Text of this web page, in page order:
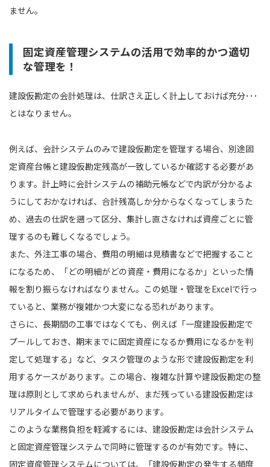
ません。
固定資産管理システムの活用で効率的かつ適切
な管理を！
建設仮勘定の会計処理は、仕訳さえ正しく計上しておけば充分･･･
とはなりません。
例えば、会計システムのみで建設仮勘定を管理する場合、別途固
定資産台帳と建設仮勘定残高が一致しているか確認する必要があ
ります。計上時に会計システムの補助元帳などで内訳が分かるよ
うにしておかなければ、合計残高しか分からなくなってしまうた
め、過去の仕訳を遡って区分、集計し直さなければ資産ごとに管
理するのも難しくなるでしょう。
また、外注工事の場合、費用の明細は見積書などで把握すること
になるため、「どの明細がどの資産・費用になるか」といった情
報を割り振らなければなりません。この処理・管理をExcelで行っ
ていると、業務が複雑かつ大変になる恐れがあります。
さらに、長期間の工事ではなくても、例えば「一度建設仮勘定で
プールしておき、期末までに固定資産になるか費用になるかを判
定して処理する」など、タスク管理のような形で建設仮勘定を利
用するケースがあります。この場合、複雑な計算や建設仮勘定の整
理は原則として求められませんが、まだ残っている建設仮勘定は
リアルタイムで管理する必要があります。
このような業務負担を軽減するには、建設仮勘定は会計システム
と固定資産管理システムで同時に管理するのが有効です。特に、
固定資産管理システムについては、「建設仮勘定の発生する頻度